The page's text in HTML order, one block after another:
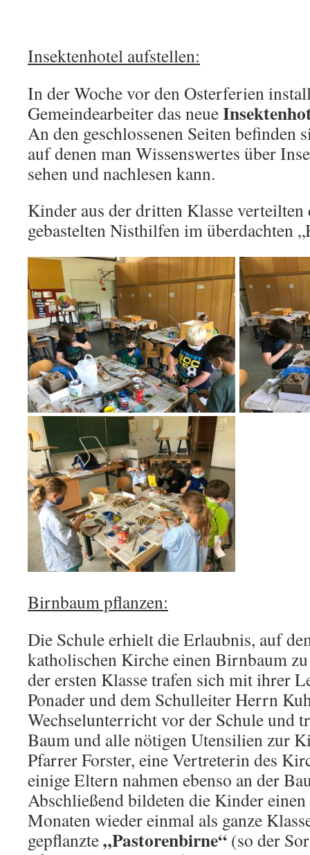
Insektenhotel aufstellen:
In der Woche vor den Osterferien
Gemeindearbeiter das neue
An den geschlossenen Seiten
auf denen man Wissenswertes über
sehen und nachlesen kann.
Kinder aus der dritten Klasse
gebastelten Nisthilfen im überdachten
Birnbaum pflanzen:
Die Schule erhielt die Erlaubnis, auf
katholischen Kirche einen Birnbaum
der ersten Klasse trafen sich mit ihrer
Ponader und dem Schulleiter Herrn
Wechselunterricht vor der Schule und
Baum und alle nötigen Utensilien zur
Pfarrer Forster, eine Vertreterin des
einige Eltern nahmen ebenso an der
Abschließend bildeten die Kinder
Monaten wieder einmal als ganze
gepflanzte„Pastorenbirne“ (so der